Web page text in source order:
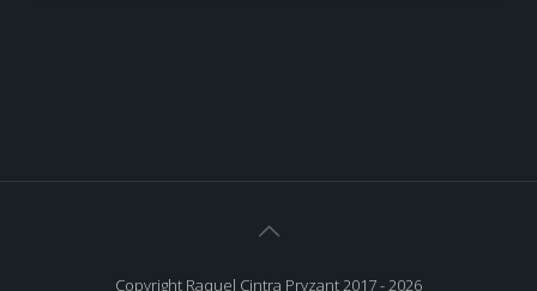
Copyright Raquel Cintra Pryzant 2017 - 2026